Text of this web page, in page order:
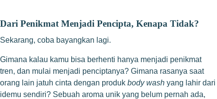
Dari Penikmat Menjadi Pencipta, Kenapa Tidak?
Sekarang, coba bayangkan lagi.
Gimana kalau kamu bisa berhenti hanya menjadi penikmat
tren, dan mulai menjadi penciptanya? Gimana rasanya saat
orang lain jatuh cinta dengan produk body wash yang lahir dari
idemu sendiri? Sebuah aroma unik yang belum pernah ada,